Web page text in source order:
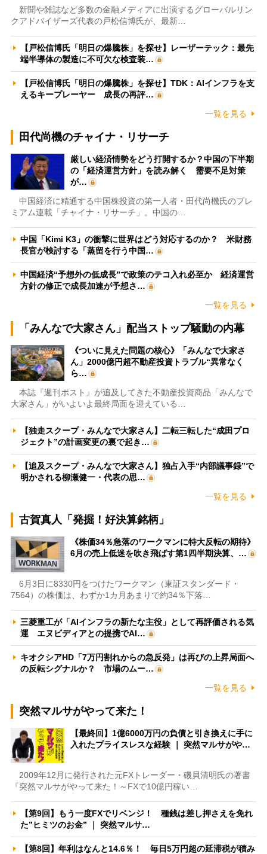
新聞や雑誌など多数の金融メディアに出演するグローバルリン
クアドバイザーズ代表の戸松信博氏が、最新…
【戸松信博氏「明日の爆騰株」を探せ】レーザーテック：最先
端半導体の製造に不可欠な検査装…
【戸松信博氏「明日の爆騰株」を探せ】TDK：AIインフラを支
えるキープレーヤー 成長の再評…
一覧を見る
田代尚機のチャイナ・リサーチ
厳しい経済情勢をどう打開するか？中国の下半期
の「経済運営方針」を読み解く 需要不足対策
が…
中国経済に精通する中国株投資の第一人者・田代尚機氏のプレ
ミアム連載「チャイナ・リサーチ」。中国の…
中国「Kimi K3」の衝撃に世界はどう対応するのか？ 米財務
長官が検討する「蒸留を行う中国…
中国経済“予想外の低成長”で政策のテコ入れ必至か 経済運営
方針の修正で成長加速が予想さ…
一覧を見る
「みんなで大家さん」配当ストップ騒動の内幕
《ついに見えた問題の核心》「みんなで大家さ
ん」2000億円超不動産投資トラブル“異常なく
ら…
本誌『週刊ポスト』が追及してきた不動産投資商品「みんなで
大家さん」がいよいよ最終局面を迎えている…
【独走スクープ・みんなで大家さん】二転三転した“成田プロ
ジェクト”の計画変更の裏で起き…
【追及スクープ・みんなで大家さん】独占入手“内部議事録”で
明かされる柳瀬健一・代表の思…
一覧を見る
古賀真人「発掘！好決算銘柄」
《株価34％急落のワークマンに特大反転の期待》
6月の売上低迷を吹き飛ばす第1四半期決算、…
6月3日に8330円をつけたワークマン（東証スタンダード・
7564）の株価は、わずか1カ月あまりで約34％下落…
三菱重工が「AIインフラの新たな主役」として再評価される気
運 エヌビディアとの提携でAI…
キオクシアHD「7万円割れからの急反発」は再びの上昇局面へ
の反転シグナルか？ 市場のムー…
一覧を見る
突然マルサがやって来た！
【最終回】1億6000万円の負債と引き換えに手に
入れたプライスレスな経験 ｜ 突然マルサがや…
2009年12月に発行された元FXトレーダー・磯貝清明氏の著書
『突然マルサがやって来た！～FXで10億円稼い…
【第9回】もう一度FXでリベンジ！ 種銭は差し押さえを免れ
た”ヒミツのお金” ｜ 突然マルサ…
【第8回】年利はなんと14.6％！ 毎日5万円超の延滞税が積み